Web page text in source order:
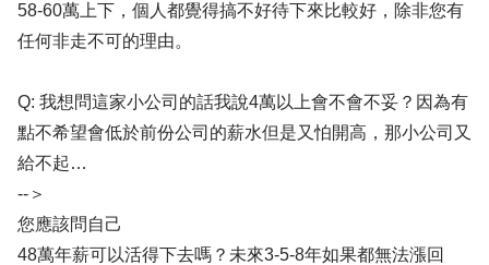
58-60萬上下，個人都覺得搞不好待下來比較好，除非您有
任何非走不可的理由。
Q: 我想問這家小公司的話我說4萬以上會不會不妥？因為有
點不希望會低於前份公司的薪水但是又怕開高，那小公司又
給不起…
--＞
您應該問自己
48萬年薪可以活得下去嗎？未來3-5-8年如果都無法漲回